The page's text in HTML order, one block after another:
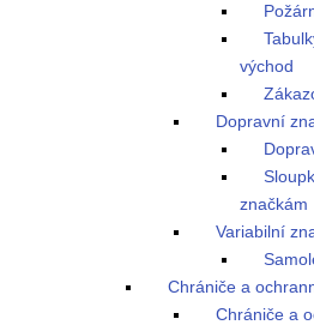
východ
Dopravní
značkám
Variabilní
Chrániče a
Chrániče a